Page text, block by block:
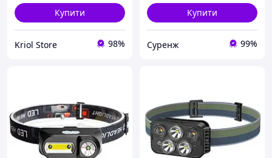
Купити
Kriol Store 98%
Купити
Суренж 99%